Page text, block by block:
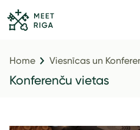
Home Viesnīcas un
Konferenču vietas